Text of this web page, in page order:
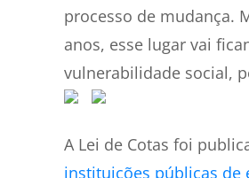
processo de mudança.
anos, esse lugar vai
vulnerabilidade social,
A Lei de Cotas foi
instituições públicas de